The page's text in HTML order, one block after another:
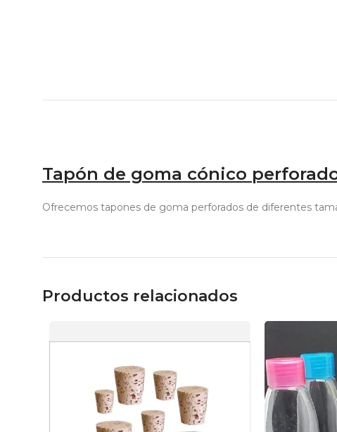
Tapón de goma cónico perforado
Ofrecemos tapones de goma perforados de diferentes
Productos relacionados